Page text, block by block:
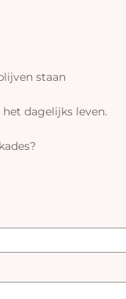
staan
dagelijks leven.